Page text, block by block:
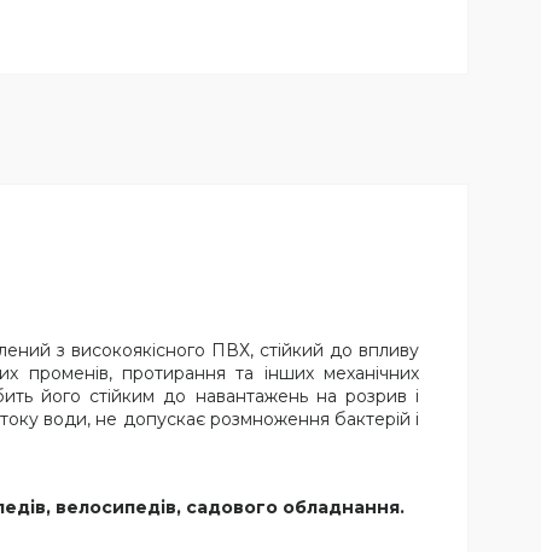
з високоякісного ПВХ, стійкий до впливу
променів, протирання та інших механічних
його стійким до навантажень на розрив і
води, не допускає розмноження бактерій і
велосипедів, садового обладнання.